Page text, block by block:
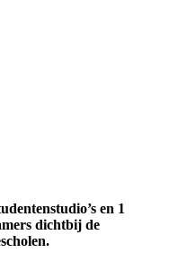
en 1
dichtbij de